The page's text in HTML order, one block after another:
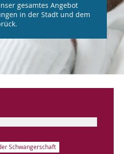
gesamtes Angebot
in der Stadt und dem
Schwangerschaft